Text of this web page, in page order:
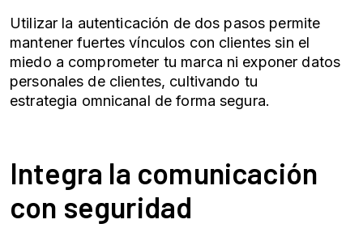
Utilizar la autenticación de dos pasos permite
mantener fuertes vínculos con clientes sin el
miedo a comprometer tu marca ni exponer datos
personales de clientes, cultivando tu
estrategia omnicanal de forma segura.
Integra la comunicación
con seguridad